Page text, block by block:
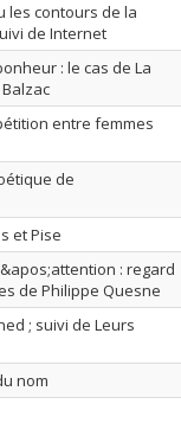
les contours de la
de Internet
: le cas de La
entre femmes
de
et Pise
: regard
de Philippe Quesne
; suivi de Leurs
nom